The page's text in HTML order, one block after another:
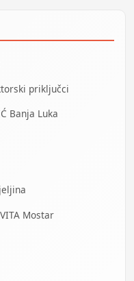
priključci
Banja Luka
Mostar